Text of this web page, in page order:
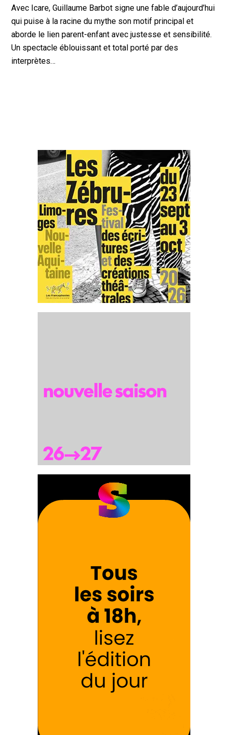
Avec Icare, Guillaume Barbot signe une fable d’aujourd’hui
qui puise à la racine du mythe son motif principal et
aborde le lien parent-enfant avec justesse et sensibilité.
Un spectacle éblouissant et total porté par des
interprètes…